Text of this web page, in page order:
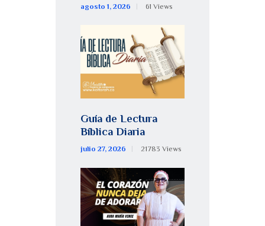
agosto 1, 2026 61 Views
Guía de Lectura
Bíblica Diaria
julio 27, 2026 21783 Views